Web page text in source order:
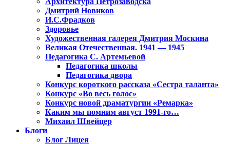
Дмитрий Новиков
И.С.Фрадков
Здоровье
Художественная галерея Дмитрия Москина
Великая Отечественная. 1941 — 1945
Педагогика С. Артемьевой
Педагогика школы
Педагогика двора
Конкурс короткого рассказа «Сестра таланта»
Конкурс «Во весь голос»
Конкурс новой драматургии «Ремарка»
Каким мы помним август 1991-го…
Михаил Швейцер
Блоги
Блог Лицея